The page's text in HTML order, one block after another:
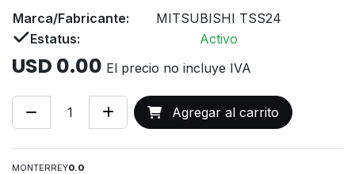
Marca/Fabricante:
MITSUBISHI TSS24
Estatus:
Activo
USD 0.00 El precio no incluye IVA
Agregar al carrito
MONTERREY0.0